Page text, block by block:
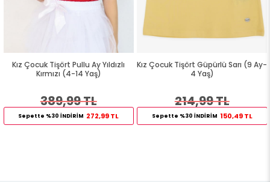
Kız Çocuk Tişört Pullu Ay Yıldızlı
Kırmızı (4-14 Yaş)
389,99 TL
Sepette %30 İNDİRİM 272,99 TL
Kız Çocuk Tişört Güpürlü Sarı (9 Ay-
4 Yaş)
214,99 TL
Sepette %30 İNDİRİM 150,49 TL